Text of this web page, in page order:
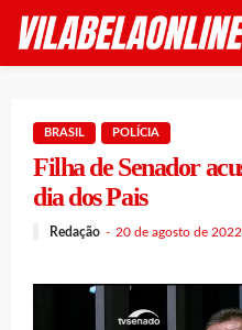
BRASIL POLÍCIA
Filha de Senador
dia dos Pais
Redação 20 de agosto de 2022